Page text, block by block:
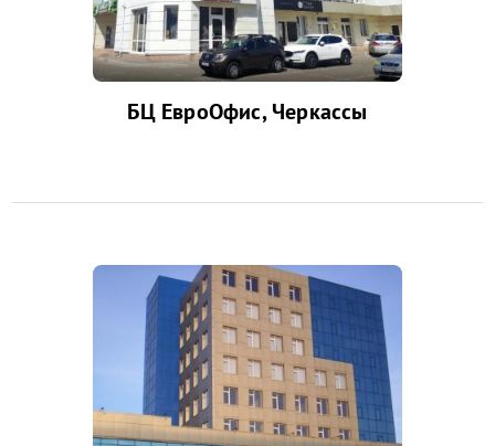
БЦ ЕвроОфис, Черкассы